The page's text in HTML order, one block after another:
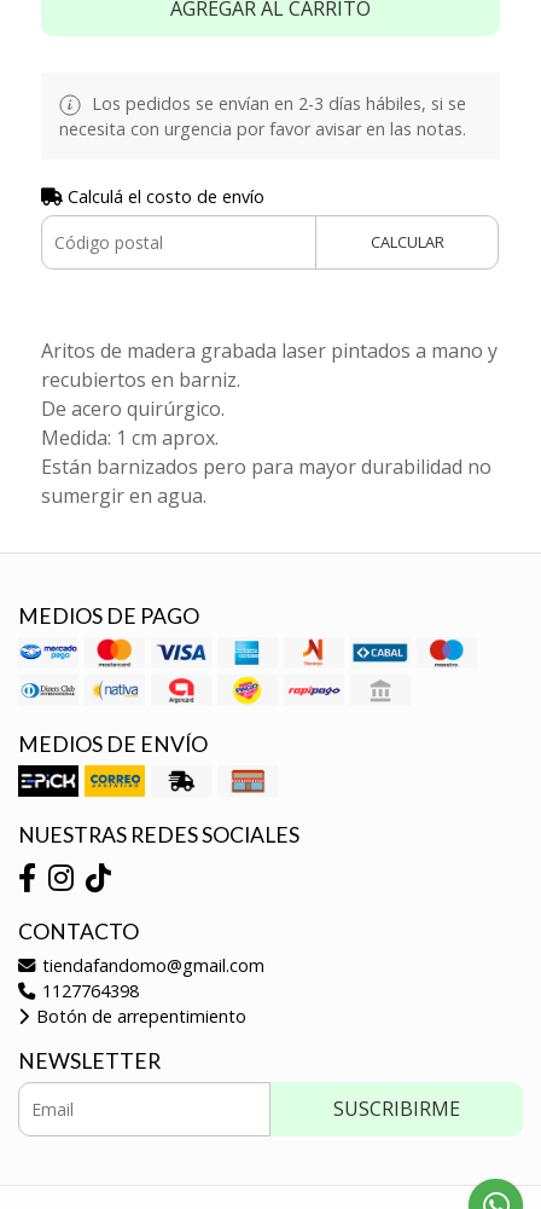
AGREGAR AL CARRITO
Los pedidos se envían en 2-3 días hábiles, si se
necesita con urgencia por favor avisar en las notas.
Calculá el costo de envío
CALCULAR
Aritos de madera grabada laser pintados a mano y
recubiertos en barniz.
De acero quirúrgico.
Medida: 1 cm aprox.
Están barnizados pero para mayor durabilidad no
sumergir en agua.
MEDIOS DE PAGO
MEDIOS DE ENVÍO
NUESTRAS REDES SOCIALES
CONTACTO
tiendafandomo@gmail.com
1127764398
Botón de arrepentimiento
NEWSLETTER
SUSCRIBIRME